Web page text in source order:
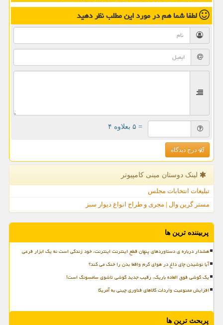
لطفا شما همدر مورد این مطلبنظر دهید
= ۵ بعلاوه ۴
درج دیدگاه
لینک دوستان مینی كامپیوتر
تبلیغات انتخابات مجلس
مستر گرین وال | مجری و طراح انواع دیوار سبز
پربیننده ترین ها
هشدار درباره ی دستاوردهای پنهان قطع اینترنت اینترنت، خود زندگی است نه یک ابزار فرعی
آیا نوشیدن چای داغ در هوای گرم واقعا بدن را خنک می کند؟
یک گوشی فوق العاده باریک، رقیب جدید گوشی تاشوی سامسونگ است!
افزایش ممنوعیت واردات کالاهای فناوری چینی به آمریکا
پربحث ترین ها